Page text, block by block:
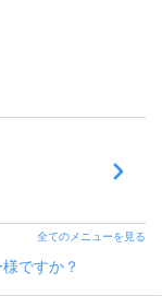
全てのメニューを見る
ですか？